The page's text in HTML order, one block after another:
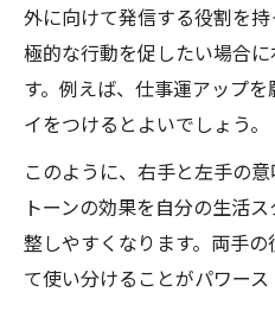
と注意点
パワーストーンブ
例解説
効果が高まるパワ
方
パワーストーンブ
紹介
ブレスレットで運気を
外に向けて発信する役割を
極的な行動を促したい場合
す。例えば、仕事運アップ
イをつけるとよいでしょう。
このように、右手と左手の
トーンの効果を自分の生活
整しやすくなります。両手
て使い分けることがパワース